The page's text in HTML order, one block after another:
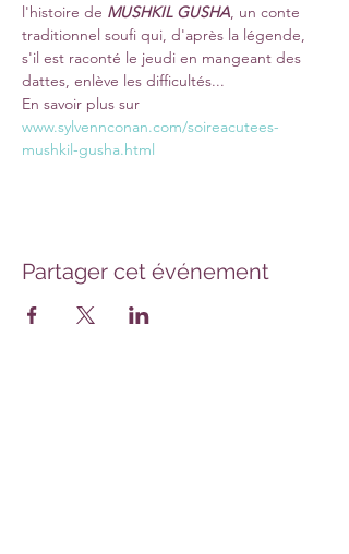
l'histoire de MUSHKIL GUSHA, un conte
traditionnel soufi qui, d'après la légende,
s'il est raconté le jeudi en mangeant des
dattes, enlève les difficultés...
En savoir plus sur
www.sylvennconan.com/soireacutees-
mushkil-gusha.html
Partager cet événement